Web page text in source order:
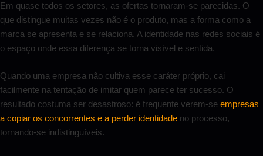
Em quase todos os setores, as ofertas tornaram-se parecidas. O
que distingue muitas vezes não é o produto, mas a forma como a
marca se apresenta e se relaciona. A identidade nas redes sociais é
o espaço onde essa diferença se torna visível e sentida.
Quando uma empresa não cultiva esse caráter próprio, cai
facilmente na tentação de imitar quem parece ter sucesso. O
resultado costuma ser desastroso: é frequente verem-se empresas
a copiar os concorrentes e a perder identidade no processo,
tornando-se indistinguíveis.